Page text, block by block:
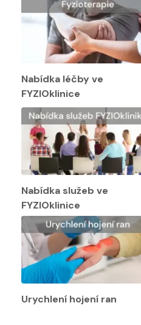
Nabídka léčby ve
FYZIOklinice
Nabídka služeb ve
FYZIOklinice
Urychlení hojení ran